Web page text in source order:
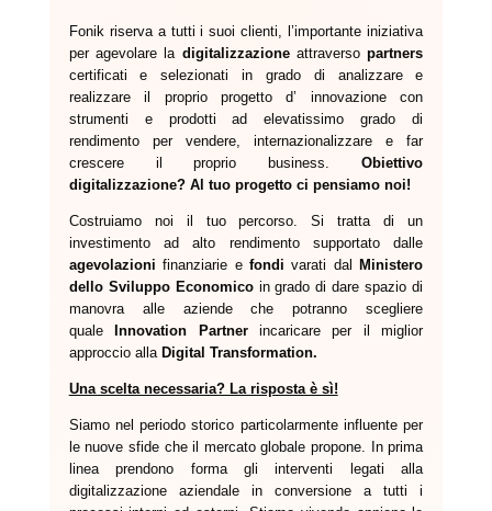
Fonik riserva a tutti i suoi clienti, l’importante iniziativa
per agevolare la digitalizzazioneattraversopartners
certificati e selezionati in grado di analizzare e
realizzare il proprio progetto d’ innovazione con
strumenti e prodotti ad elevatissimo grado di
rendimento per vendere, internazionalizzare e far
crescere il proprio business.Obiettivo
digitalizzazione? Al tuo progetto ci pensiamo noi!
Costruiamo noi il tuo percorso. Si tratta di un
investimento ad alto rendimento supportato dalle
agevolazioni finanziarie e fondi varati dalMinistero
dello Sviluppo Economico in grado di dare spazio di
manovra alle aziende che potranno scegliere
qualeInnovation Partnerincaricare per il miglior
approccio alla Digital Transformation.
Una scelta necessaria? La risposta è sì!
Siamo nel periodo storico particolarmente influente per
le nuove sfide che il mercato globale propone. In prima
linea prendono forma gli interventi legati alla
digitalizzazione aziendale in conversione a tutti i